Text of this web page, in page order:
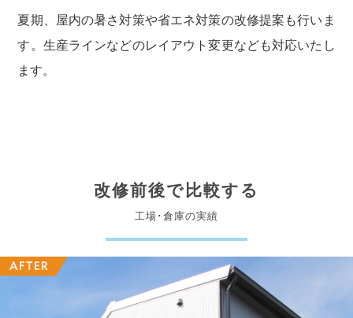
夏期、屋内の暑さ対策や省エネ対策の改修提案も行いま
す。生産ラインなどのレイアウト変更なども対応いたし
ます。
改修前後で比較する
工場･倉庫の実績